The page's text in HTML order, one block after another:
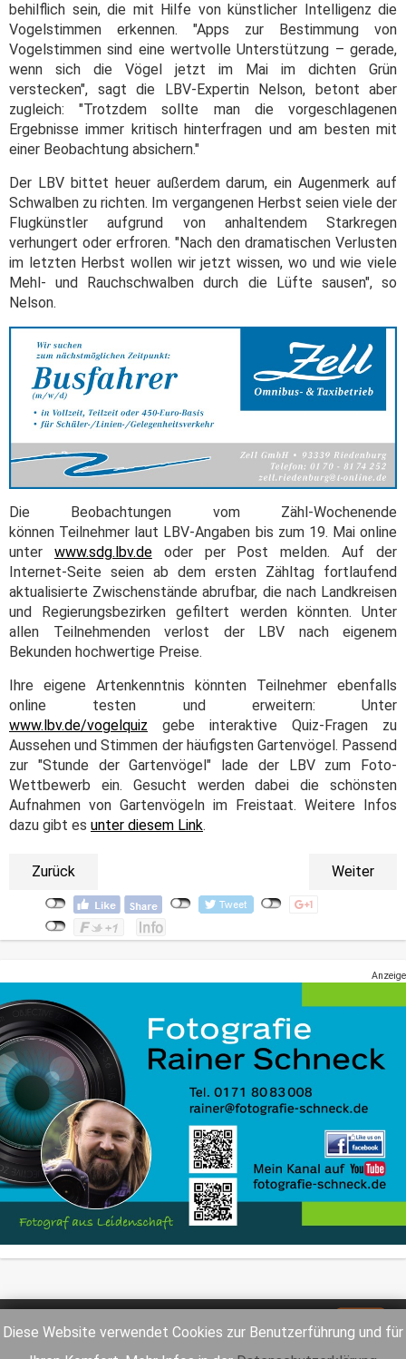
Diese Website verwendet Cookies zur Benutzerführung und für
behilflich sein, die mit Hilfe von künstlicher Intelligenz die
Vogelstimmen erkennen. "Apps zur Bestimmung von
Vogelstimmen sind eine wertvolle Unterstützung – gerade,
wenn sich die Vögel jetzt im Mai im dichten Grün
verstecken", sagt die LBV-Expertin Nelson, betont aber
zugleich: "Trotzdem sollte man die vorgeschlagenen
Ergebnisse immer kritisch hinterfragen und am besten mit
einer Beobachtung absichern."
Der LBV bittet heuer außerdem darum, ein Augenmerk auf
Schwalben zu richten. Im vergangenen Herbst seien viele der
Flugkünstler aufgrund von anhaltendem Starkregen
verhungert oder erfroren. "Nach den dramatischen Verlusten
im letzten Herbst wollen wir jetzt wissen, wo und wie viele
Mehl- und Rauchschwalben durch die Lüfte sausen", so
Nelson.
Die Beobachtungen vom Zähl-Wochenende
können Teilnehmer laut LBV-Angaben bis zum 19. Mai online
unter www.sdg.lbv.deoder per Post melden. Auf der
Internet-Seite seien ab dem ersten Zähltag fortlaufend
aktualisierte Zwischenstände abrufbar, die nach Landkreisen
und Regierungsbezirken gefiltert werden könnten. Unter
allen Teilnehmenden verlost der LBV nach eigenem
Bekunden hochwertige Preise.
Ihre eigene Artenkenntnis könnten Teilnehmer ebenfalls
online testen und erweitern: Unter
www.lbv.de/vogelquiz gebe interaktive Quiz-Fragen zu
Aussehen und Stimmen der häufigsten Gartenvögel. Passend
zur "Stunde der Gartenvögel" lade der LBV zum Foto-
Wettbewerb ein. Gesucht werden dabei die schönsten
Aufnahmen von Gartenvögeln im Freistaat. Weitere Infos
dazu gibt es unter diesem Link.
Zurück Weiter
Anzeige